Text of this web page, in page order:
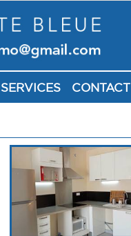
SERVICES CONTACT